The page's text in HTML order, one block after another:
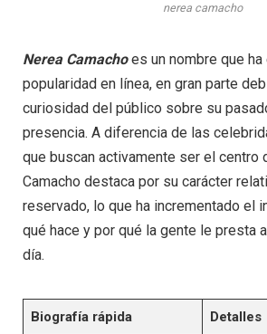
nerea camacho
Nerea Camachoes un nombre que ha
popularidad en línea, en gran parte
curiosidad del público sobre su
presencia. A diferencia de las
que buscan activamente ser el centro
Camacho destaca por su carácter
reservado, lo que ha incrementado el
qué hace y por qué la gente le presta
día.
Biografía rápida Detalles